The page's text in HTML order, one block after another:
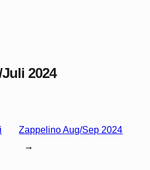
2024
Zappelino Aug/Sep 2024
→